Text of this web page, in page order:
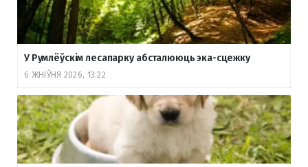
У Румлёўскім лесапарку абсталююць эка-сцежку
6 ЖНІЎНЯ 2026, 13:22